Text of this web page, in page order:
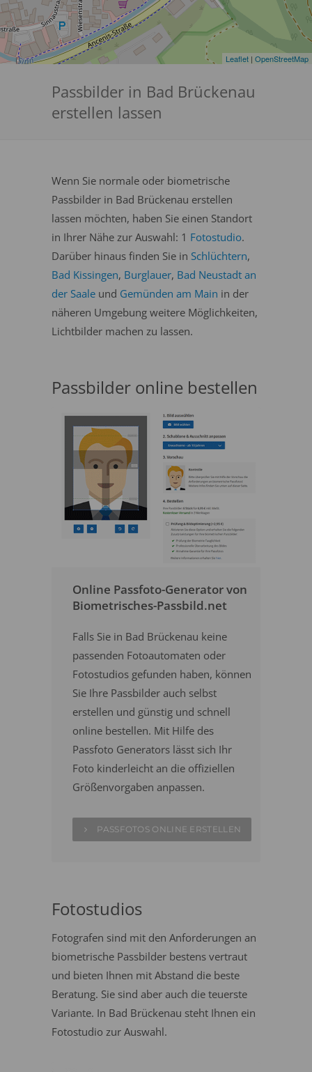
Leaflet | OpenStreetMap
Passbilder in Bad Brückenau
erstellen lassen
Wenn Sie normale oder biometrische
Passbilder in Bad Brückenau erstellen
lassen möchten, haben Sie einen Standort
in Ihrer Nähe zur Auswahl: 1 Fotostudio.
Darüber hinaus finden Sie in Schlüchtern,
Bad Kissingen, Burglauer, Bad Neustadt an
der Saale und Gemünden am Main in der
näheren Umgebung weitere Möglichkeiten,
Lichtbilder machen zu lassen.
Passbilder online bestellen
Online Passfoto-Generator von
Biometrisches-Passbild.net
Falls Sie in Bad Brückenau keine
passenden Fotoautomaten oder
Fotostudios gefunden haben, können
Sie Ihre Passbilder auch selbst
erstellen und günstig und schnell
online bestellen. Mit Hilfe des
Passfoto Generators lässt sich Ihr
Foto kinderleicht an die offiziellen
Größenvorgaben anpassen.
PASSFOTOS ONLINE ERSTELLEN
Fotostudios
Fotografen sind mit den Anforderungen an
biometrische Passbilder bestens vertraut
und bieten Ihnen mit Abstand die beste
Beratung. Sie sind aber auch die teuerste
Variante. In Bad Brückenau steht Ihnen ein
Fotostudio zur Auswahl.